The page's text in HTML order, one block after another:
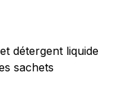
détergent liquide
sachets